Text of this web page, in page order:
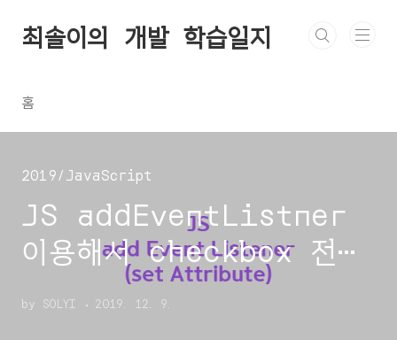
최솔이의 개발 학습일지
홈
2019/JavaScript
JS addEventListner
이용해서 checkbox 전체
by SOLYI 2019. 12. 9.